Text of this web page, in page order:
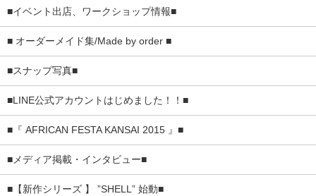
■イベント出店、ワークショップ情報■
■ オーダーメイド集/Made by order ■
■スナップ写真■
■LINE公式アカウントはじめました！！■
■『 AFRICAN FESTA KANSAI 2015 』■
■メディア掲載・インタビュー■
■【新作シリーズ 】 ”SHELL” 始動■